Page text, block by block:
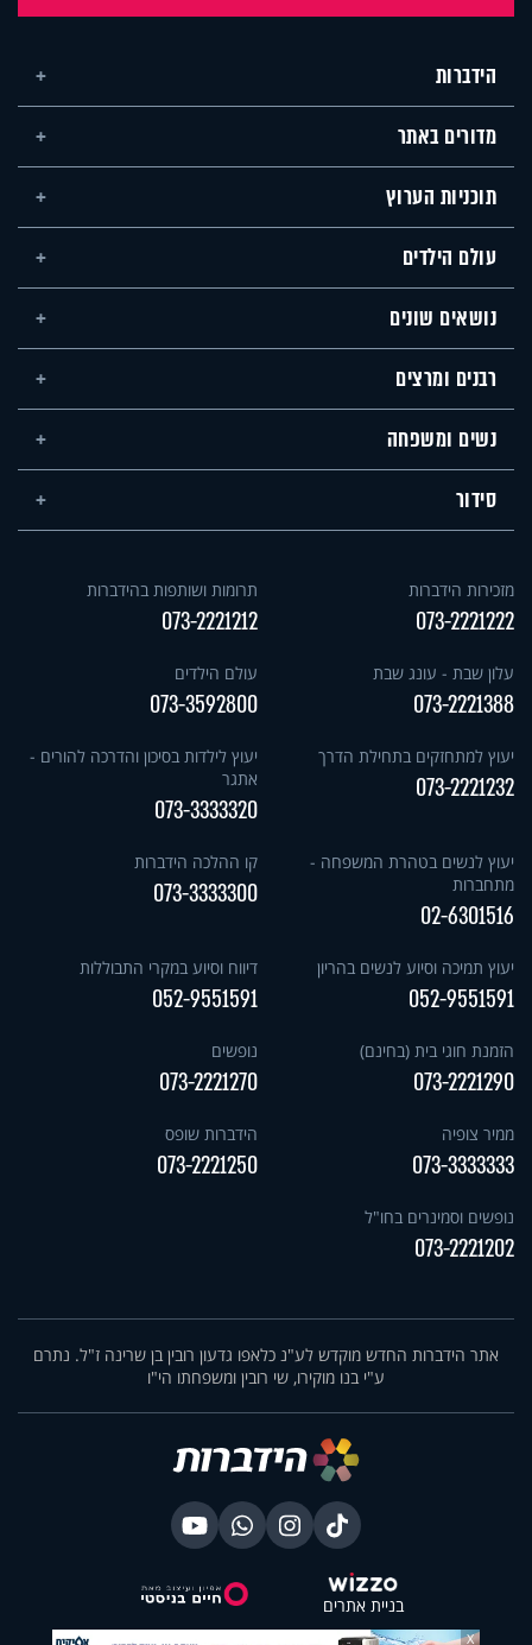
הידברות
מדורים באתר
תוכניות הערוץ
עולם הילדים
נושאים שונים
רבנים ומרצים
נשים ומשפחה
סידור
מזכירות הידברות
073-2221222
תרומות ושותפות בהידברות
073-2221212
עלון שבת - עונג שבת
073-2221388
עולם הילדים
073-3592800
יעוץ למתחזקים בתחילת הדרך
073-2221232
יעוץ לילדות בסיכון והדרכה להורים -
אתגר
073-3333320
יעוץ לנשים בטהרת המשפחה -
מתחברות
02-6301516
קו ההלכה הידברות
073-3333300
יעוץ תמיכה וסיוע לנשים בהריון
052-9551591
דיווח וסיוע במקרי התבוללות
052-9551591
הזמנת חוגי בית (בחינם)
073-2221290
נופשים
073-2221270
ממיר צופיה
073-3333333
הידברות שופס
073-2221250
נופשים וסמינרים בחו"ל
073-2221202
אתר הידברות החדש מוקדש לע"נ כלאפו גדעון רובין בן שרינה ז"ל. נתרם
ע"י בנו מוקירו, שי רובין ומשפחתו הי"ו
בניית אתרים
X